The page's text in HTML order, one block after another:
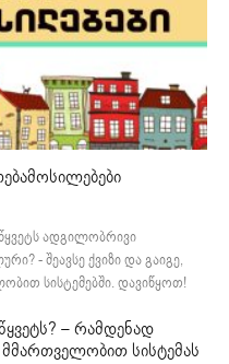
ადგილობრივი
- შეავსე ქვიზი და გაიგე,
სისტემებში. დავიწყოთ!
– რამდენად
სისტემას